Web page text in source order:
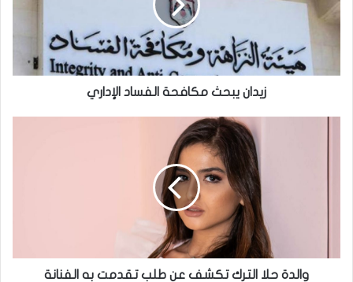
الإداري
زيدان يبحث مكافحة الفساد الإداري
الفنانة
البحرينيةوالدة حلا الترك تكشف عن طلب تقدمت به الفنانة